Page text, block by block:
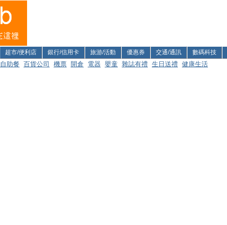
超市/便利店 銀行/信用卡 旅游/活動 優惠券 交通/通訊 數碼科技
自助餐 百貨公司 機票 開倉 電器 嬰童 雜誌有禮 生日送禮 健康生活